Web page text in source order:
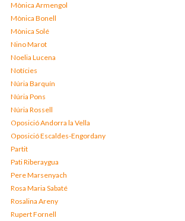
Mònica Armengol
Mònica Bonell
Mònica Solé
Nino Marot
Noelia Lucena
Notícies
Núria Barquín
Núria Pons
Núria Rossell
Oposició Andorra la Vella
Oposició Escaldes-Engordany
Partit
Pati Riberaygua
Pere Marsenyach
Rosa Maria Sabaté
Rosalina Areny
Rupert Fornell